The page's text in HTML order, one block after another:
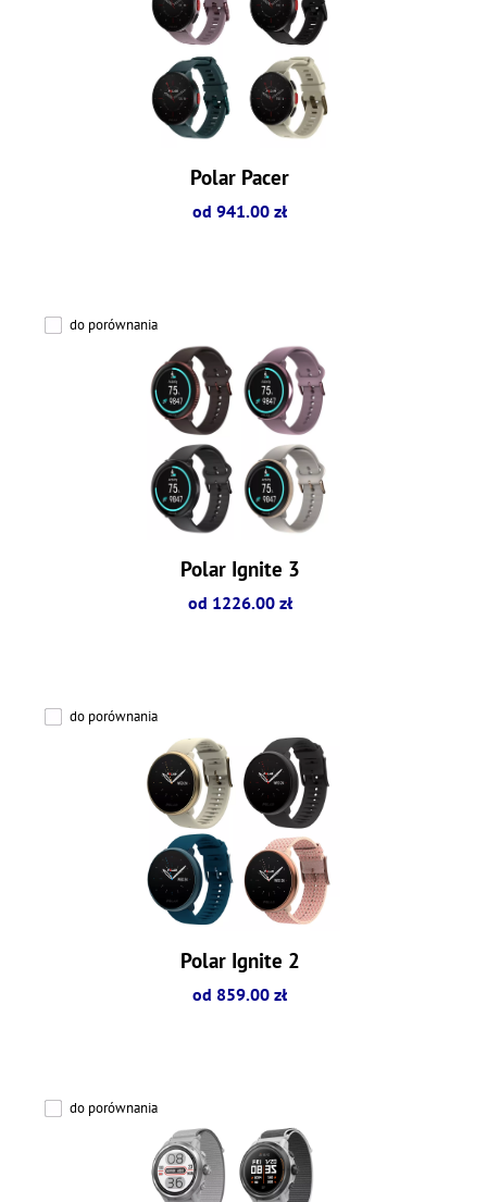
Polar Pacer
od 941.00 zł
do porównania
Polar Ignite 3
od 1226.00 zł
do porównania
Polar Ignite 2
od 859.00 zł
do porównania